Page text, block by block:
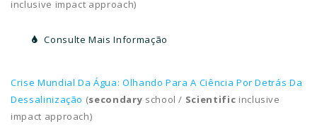
inclusive impact approach)
Consulte Mais Informação
Crise Mundial Da Água: Olhando Para A Ciência Por Detrás Da
Dessalinização (secondary school / Scientific inclusive
impact approach)